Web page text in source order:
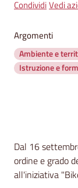
Seguici
su
CondividiVedi
Argomenti
Ambiente e
Istruzione e
Contenuto
Dal 16
ordine e grado
all'iniziativa